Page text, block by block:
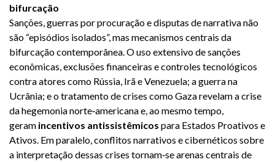
bifurcação
Sanções, guerras por procuração e disputas de narrativa não
são “episódios isolados”, mas mecanismos centrais da
bifurcação contemporânea. O uso extensivo de sanções
econômicas, exclusões financeiras e controles tecnológicos
contra atores como Rússia, Irã e Venezuela; a guerra na
Ucrânia; e o tratamento de crises como Gaza revelam a crise
da hegemonia norte‑americana e, ao mesmo tempo,
geram incentivos antissistêmicos para Estados Proativos e
Ativos. Em paralelo, conflitos narrativos e cibernéticos sobre
a interpretação dessas crises tornam‑se arenas centrais de